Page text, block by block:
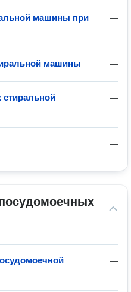
—
машины при
—
машины
—
—
—